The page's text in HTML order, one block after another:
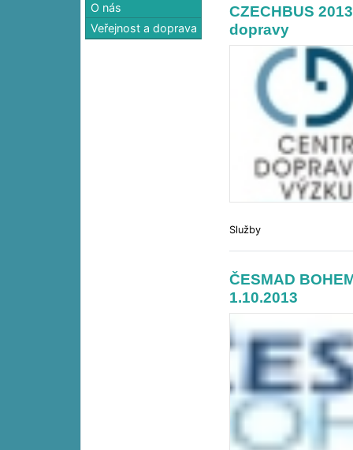
O nás
Veřejnost a doprava
CZECHBUS
dopravy
Služby
ČESMAD
1.10.2013